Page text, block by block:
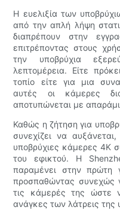
Η ευελιξία των
από την απλή λήψη
διαπρέπουν στην
επιτρέποντας στους
την υποβρύχια
λεπτομέρεια. Είτε
τοπίο είτε για μια
αυτές οι κάμερες
αποτυπώνεται με
Καθώς η ζήτηση για
συνεχίζει να αυξάνεται,
υποβρύχιες κάμερες 4K
του εφικτού. Η
παραμένει στην πρώτη
προσπαθώντας συνεχώς
τις κάμερές της ώστε
ανάγκες των λάτρεις της